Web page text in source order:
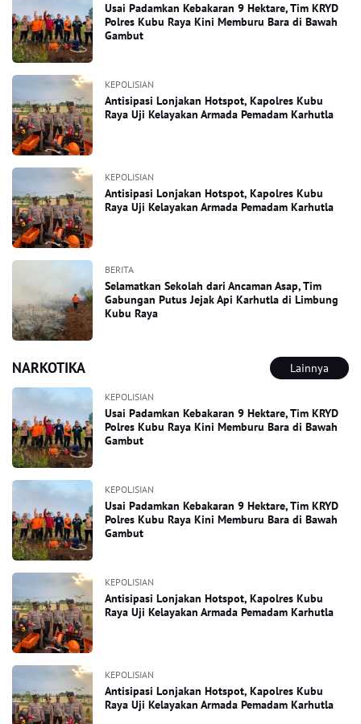
Usai Padamkan Kebakaran 9 Hektare, Tim KRYD
Polres Kubu Raya Kini Memburu Bara di Bawah
Gambut
KEPOLISIAN
Antisipasi Lonjakan Hotspot, Kapolres Kubu
Raya Uji Kelayakan Armada Pemadam Karhutla
KEPOLISIAN
Antisipasi Lonjakan Hotspot, Kapolres Kubu
Raya Uji Kelayakan Armada Pemadam Karhutla
BERITA
Selamatkan Sekolah dari Ancaman Asap, Tim
Gabungan Putus Jejak Api Karhutla di Limbung
Kubu Raya
NARKOTIKA Lainnya
KEPOLISIAN
Usai Padamkan Kebakaran 9 Hektare, Tim KRYD
Polres Kubu Raya Kini Memburu Bara di Bawah
Gambut
KEPOLISIAN
Usai Padamkan Kebakaran 9 Hektare, Tim KRYD
Polres Kubu Raya Kini Memburu Bara di Bawah
Gambut
KEPOLISIAN
Antisipasi Lonjakan Hotspot, Kapolres Kubu
Raya Uji Kelayakan Armada Pemadam Karhutla
KEPOLISIAN
Antisipasi Lonjakan Hotspot, Kapolres Kubu
Raya Uji Kelayakan Armada Pemadam Karhutla